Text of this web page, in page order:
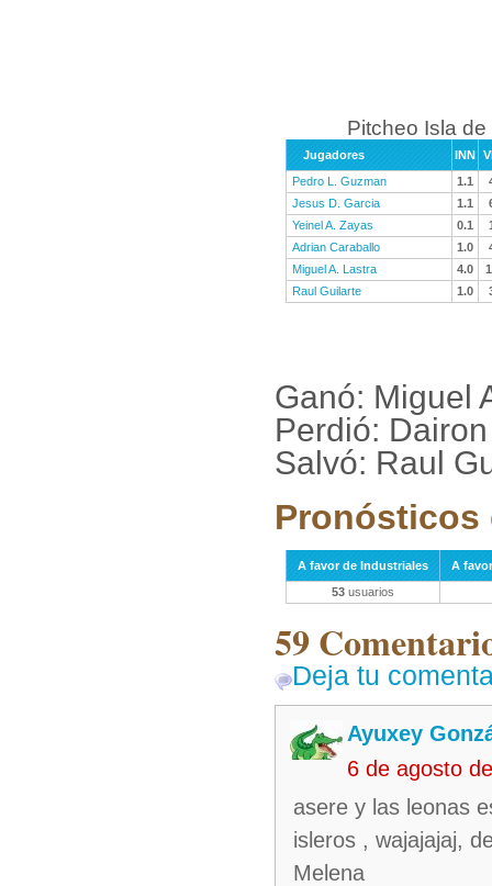
Pitcheo Isla
Jugadores INN
Pedro L. Guzman
1.1
Jesus D. Garcia
1.1
Yeinel A. Zayas
0.1
Adrian Caraballo
1.0
Miguel A. Lastra
4.0
Raul Guilarte
1.0
Ganó: Miguel
Perdió:
Salvó: Raul
Pronósticos
A favor de Industriales
A
53 usuarios
59
Deja tu
Ayuxey
6 de agosto
asere y las leonas
isleros , wajajajaj,
Melena